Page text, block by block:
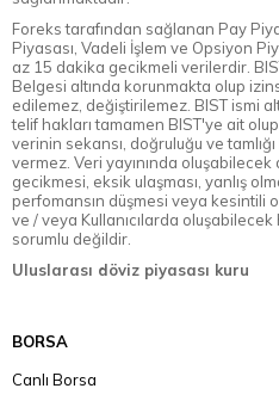
Foreks tarafından sağlanan Pay
Piyasası, Vadeli İşlem ve Opsiyon
az 15 dakika gecikmeli verilerdir.
Belgesi altında korunmakta olup
edilemez, değiştirilemez. BIST ismi
telif hakları tamamen BIST'ye ait
verinin sekansı, doğruluğu ve
vermez. Veri yayınında oluşabilecek
gecikmesi, eksik ulaşması, yanlış
perfomansın düşmesi veya kesintili
ve / veya Kullanıcılarda
sorumlu değildir.
Uluslarası döviz piyasası kuru
BORSA
Canlı Borsa